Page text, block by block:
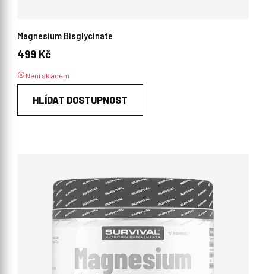
Magnesium Bisglycinate
499 Kč
Není skladem
HLÍDAT DOSTUPNOST